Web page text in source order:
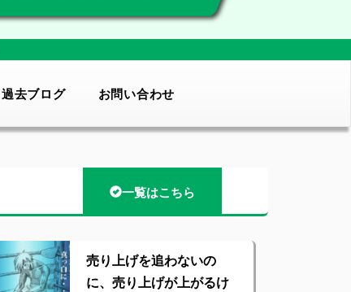
過去ブログ お問い合わせ
一覧はこちら
売り上げを追わないの
に、売り上げが上がるけ